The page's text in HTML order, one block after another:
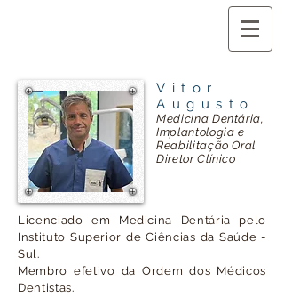
Vitor
Augusto
Medicina Dentária,
Implantologia e
Reabilitação Oral
Diretor Clínico
Licenciado em Medicina Dentária pelo
Instituto Superior de Ciências da Saúde -
Sul.
Membro efetivo da Ordem dos Médicos
Dentistas.